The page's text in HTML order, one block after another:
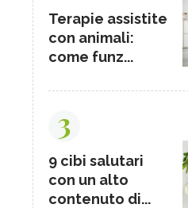
Terapie assistite
con animali:
come funz...
3
9 cibi salutari
con un alto
contenuto di...